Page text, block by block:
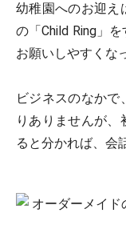
幼稚園へのお迎え
の「Child Ring」
お願いしやすくな
ビジネスのなかで
りありませんが
ると分かれば、会